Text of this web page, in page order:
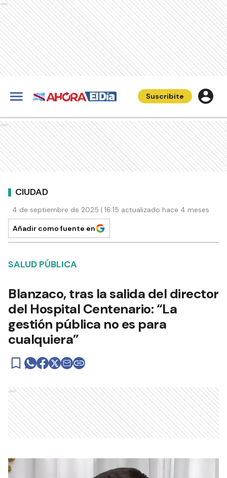
Ads
Suscribite
Ads
CIUDAD
4 de septiembre de 2025 | 16:15 actualizado hace 4 meses
Añadir como fuente en
SALUD PÚBLICA
Blanzaco, tras la salida del director
del Hospital Centenario: “La
gestión pública no es para
cualquiera”
Ads